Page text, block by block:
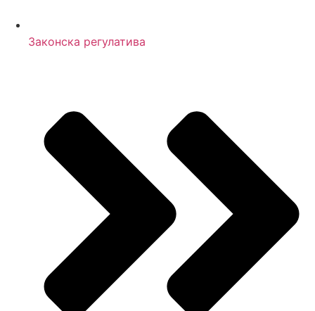
Законска регулатива